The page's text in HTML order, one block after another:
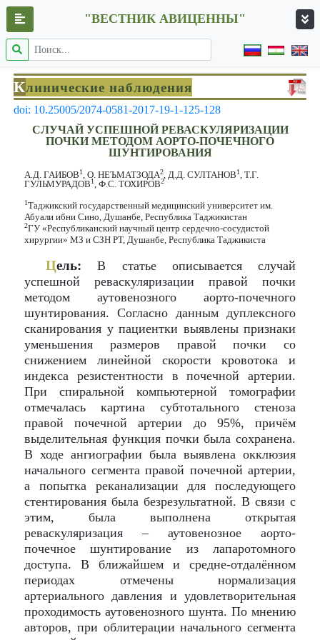
"ВЕСТНИК АВИЦЕННЫ"
Клинические наблюдения
doi: 10.25005/2074-0581-2017-19-1-125-128
СЛУЧАЙ УСПЕШНОЙ РЕВАСКУЛЯРИЗАЦИИ
ПОЧКИ МЕТОДОМ АОРТО-ПОЧЕЧНОГО
ШУНТИРОВАНИЯ
А.Д. ГАИБОВ1, О. НЕЪМАТЗОДА2, Д.Д. СУЛТАНОВ1, Т.Г.
ГУЛЬМУРАДОВ1, Ф.С. ТОХИРОВ2
1Таджикский государственный медицинский университет им.
Абуали ибни Сино, Душанбе, Республика Таджикистан
2ГУ «Республиканский научный центр сердечно-сосудистой
хирургии» МЗ и СЗН РТ, Душанбе, Республика Таджикиста
Цель: В статье описывается случай
успешной реваскуляризации правой почки
методом аутовенозного аорто-почечного
шунтирования. Согласно данным дуплексного
сканирования у пациентки выявлены признаки
уменьшения размеров правой почки со
снижением линейной скорости кровотока и
индекса резистентности в почечной артерии.
При спиральной компьютерной томографии
отмечалась картина субтотального стеноза
правой почечной артерии до 95%, причём
выделительная функция почки была сохранена.
В ходе ангиографии была выявлена окклюзия
начального сегмента правой почечной артерии,
а попытка реканализации для последующего
стентирования была безрезультатной. В связи с
этим, была выполнена открытая
реваскуляризация – аутовенозное аорто-
почечное шунтирование из лапаротомного
доступа. В ближайшем и средне-отдалённом
периодах отмечены нормализация
артериального давления и удовлетворительная
проходимость аутовенозного шунта. По мнению
авторов, при облитерации начального сегмента